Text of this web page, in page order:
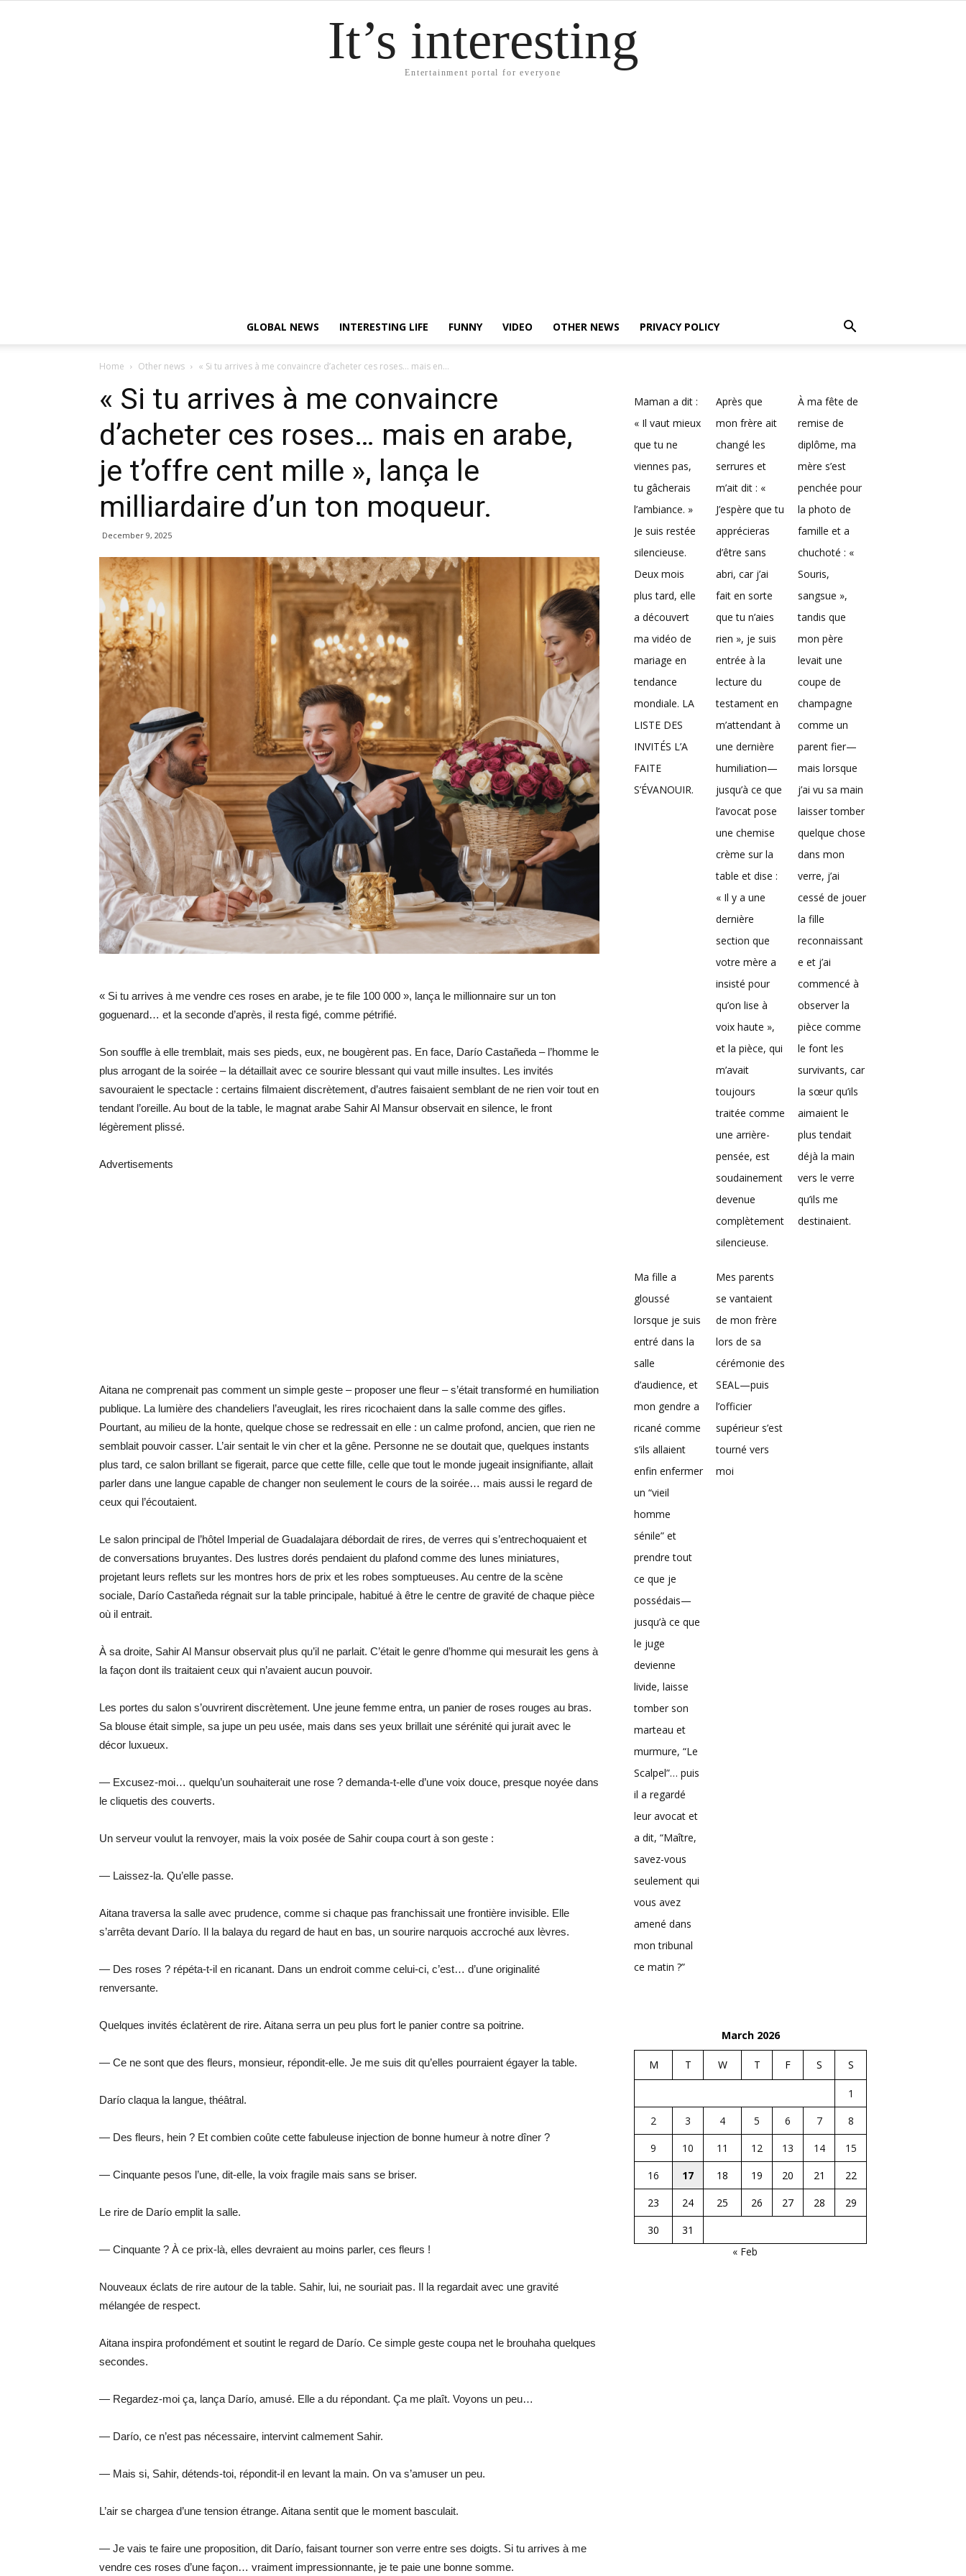
It’s interesting
Entertainment portal for everyone
GLOBAL NEWS INTERESTING LIFE FUNNY VIDEO OTHER NEWS PRIVACY POLICY
Home Other news « Si tu arrives à me convaincre d’acheter ces roses… mais en...
« Si tu arrives à me convaincre
d’acheter ces roses… mais en arabe,
je t’offre cent mille », lança le
milliardaire d’un ton moqueur.
December 9, 2025
« Si tu arrives à me vendre ces roses en arabe, je te file 100 000 », lança le millionnaire sur un ton
goguenard… et la seconde d’après, il resta figé, comme pétrifié.
Son souffle à elle tremblait, mais ses pieds, eux, ne bougèrent pas. En face, Darío Castañeda – l’homme le
plus arrogant de la soirée – la détaillait avec ce sourire blessant qui vaut mille insultes. Les invités
savouraient le spectacle : certains filmaient discrètement, d’autres faisaient semblant de ne rien voir tout en
tendant l’oreille. Au bout de la table, le magnat arabe Sahir Al Mansur observait en silence, le front
légèrement plissé.
Advertisements
Aitana ne comprenait pas comment un simple geste – proposer une fleur – s’était transformé en humiliation
publique. La lumière des chandeliers l’aveuglait, les rires ricochaient dans la salle comme des gifles.
Pourtant, au milieu de la honte, quelque chose se redressait en elle : un calme profond, ancien, que rien ne
semblait pouvoir casser. L’air sentait le vin cher et la gêne. Personne ne se doutait que, quelques instants
plus tard, ce salon brillant se figerait, parce que cette fille, celle que tout le monde jugeait insignifiante, allait
parler dans une langue capable de changer non seulement le cours de la soirée… mais aussi le regard de
ceux qui l’écoutaient.
Le salon principal de l’hôtel Imperial de Guadalajara débordait de rires, de verres qui s’entrechoquaient et
de conversations bruyantes. Des lustres dorés pendaient du plafond comme des lunes miniatures,
projetant leurs reflets sur les montres hors de prix et les robes somptueuses. Au centre de la scène
sociale, Darío Castañeda régnait sur la table principale, habitué à être le centre de gravité de chaque pièce
où il entrait.
À sa droite, Sahir Al Mansur observait plus qu’il ne parlait. C’était le genre d’homme qui mesurait les gens à
la façon dont ils traitaient ceux qui n’avaient aucun pouvoir.
Les portes du salon s’ouvrirent discrètement. Une jeune femme entra, un panier de roses rouges au bras.
Sa blouse était simple, sa jupe un peu usée, mais dans ses yeux brillait une sérénité qui jurait avec le
décor luxueux.
— Excusez-moi… quelqu’un souhaiterait une rose ? demanda-t-elle d’une voix douce, presque noyée dans
le cliquetis des couverts.
Un serveur voulut la renvoyer, mais la voix posée de Sahir coupa court à son geste :
— Laissez-la. Qu’elle passe.
Aitana traversa la salle avec prudence, comme si chaque pas franchissait une frontière invisible. Elle
s’arrêta devant Darío. Il la balaya du regard de haut en bas, un sourire narquois accroché aux lèvres.
— Des roses ? répéta-t-il en ricanant. Dans un endroit comme celui-ci, c’est… d’une originalité
renversante.
Quelques invités éclatèrent de rire. Aitana serra un peu plus fort le panier contre sa poitrine.
— Ce ne sont que des fleurs, monsieur, répondit-elle. Je me suis dit qu’elles pourraient égayer la table.
Darío claqua la langue, théâtral.
— Des fleurs, hein ? Et combien coûte cette fabuleuse injection de bonne humeur à notre dîner ?
— Cinquante pesos l’une, dit-elle, la voix fragile mais sans se briser.
Le rire de Darío emplit la salle.
— Cinquante ? À ce prix-là, elles devraient au moins parler, ces fleurs !
Nouveaux éclats de rire autour de la table. Sahir, lui, ne souriait pas. Il la regardait avec une gravité
mélangée de respect.
Aitana inspira profondément et soutint le regard de Darío. Ce simple geste coupa net le brouhaha quelques
secondes.
— Regardez-moi ça, lança Darío, amusé. Elle a du répondant. Ça me plaît. Voyons un peu…
— Darío, ce n’est pas nécessaire, intervint calmement Sahir.
— Mais si, Sahir, détends-toi, répondit-il en levant la main. On va s’amuser un peu.
L’air se chargea d’une tension étrange. Aitana sentit que le moment basculait.
— Je vais te faire une proposition, dit Darío, faisant tourner son verre entre ses doigts. Si tu arrives à me
vendre ces roses d’une façon… vraiment impressionnante, je te paie une bonne somme.
Maman a dit :
« Il vaut mieux
que tu ne
viennes pas,
tu gâcherais
l’ambiance. »
Je suis restée
silencieuse.
Deux mois
plus tard, elle
a découvert
ma vidéo de
mariage en
tendance
mondiale. LA
LISTE DES
INVITÉS L’A
FAITE
S’ÉVANOUIR.
Après que
mon frère ait
changé les
serrures et
m’ait dit : «
J’espère que tu
apprécieras
d’être sans
abri, car j’ai
fait en sorte
que tu n’aies
rien », je suis
entrée à la
lecture du
testament en
m’attendant à
une dernière
humiliation—
jusqu’à ce que
l’avocat pose
une chemise
crème sur la
table et dise :
« Il y a une
dernière
section que
votre mère a
insisté pour
qu’on lise à
voix haute »,
et la pièce, qui
m’avait
toujours
traitée comme
une arrière-
pensée, est
soudainement
devenue
complètement
silencieuse.
À ma fête de
remise de
diplôme, ma
mère s’est
penchée pour
la photo de
famille et a
chuchoté : «
Souris,
sangsue »,
tandis que
mon père
levait une
coupe de
champagne
comme un
parent fier—
mais lorsque
j’ai vu sa main
laisser tomber
quelque chose
dans mon
verre, j’ai
cessé de jouer
la fille
reconnaissant
e et j’ai
commencé à
observer la
pièce comme
le font les
survivants, car
la sœur qu’ils
aimaient le
plus tendait
déjà la main
vers le verre
qu’ils me
destinaient.
Ma fille a
gloussé
lorsque je suis
entré dans la
salle
d’audience, et
mon gendre a
ricané comme
s’ils allaient
enfin enfermer
un “vieil
homme
sénile” et
prendre tout
ce que je
possédais—
jusqu’à ce que
le juge
devienne
livide, laisse
tomber son
marteau et
murmure, “Le
Scalpel”… puis
il a regardé
leur avocat et
a dit, “Maître,
savez-vous
seulement qui
vous avez
amené dans
mon tribunal
ce matin ?”
Mes parents
se vantaient
de mon frère
lors de sa
cérémonie des
SEAL—puis
l’officier
supérieur s’est
tourné vers
moi
March 2026
M T W T F S S
1
2
3 4 5 6 7
8
9
10 11 12 13 14
15
16
17 18 19 20 21
22
23
24 25 26 27 28
29
30
31
« Feb